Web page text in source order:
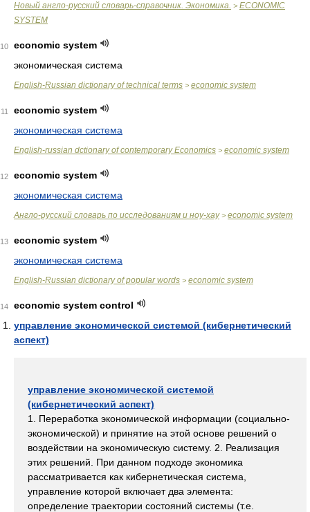
Новый англо-русский словарь-справочник. Экономика. > ECONOMIC
SYSTEM
10
economic system
экономическая система
English-Russian dictionary of technical terms > economic system
11
economic system
экономическая система
English-russian dctionary of contemporary Economics > economic system
12
economic system
экономическая система
Англо-русский словарь по исследованиям и ноу-хау> economic system
13
economic system
экономическая система
English-Russian dictionary of popular words > economic system
14
economic system control
управление экономической системой (кибернетический
аспект)
управление экономической системой
(кибернетический аспект)
1. Переработка экономической информации (социально-
экономической) и принятие на этой основе решений о
воздействии на экономическую систему. 2. Реализация
этих решений. При данном подходе экономика
рассматривается как кибернетическая система,
управление которой включает два элемента:
определение траектории состояний системы (т.е.